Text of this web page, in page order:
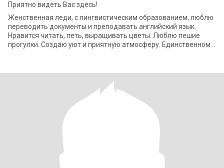
Приятно видеть Вас здесь!
Женственная леди, с лингвистическим образованием, люблю
переводить документы и преподавать английский язык.
Нравится читать, петь, выращивать цветы. Люблю пешие
прогулки. Создаю уют и приятную атмосферу. Единственному